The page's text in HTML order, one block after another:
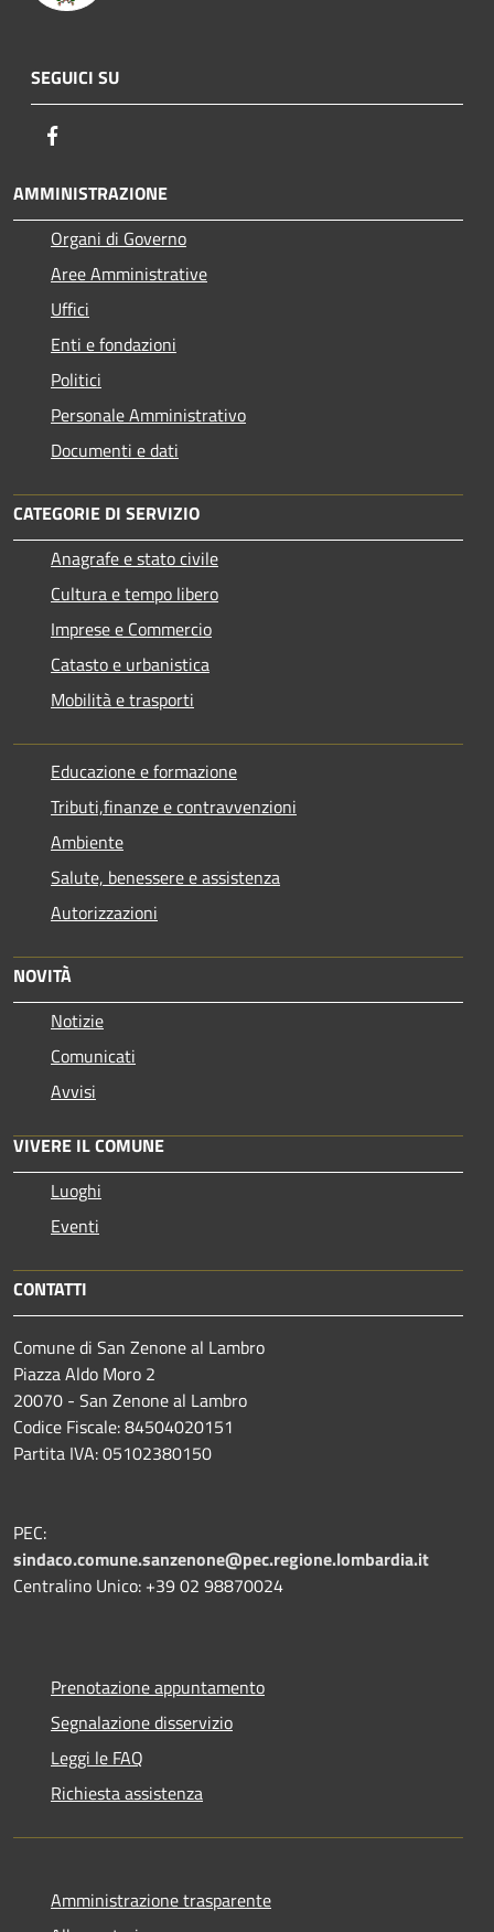
SEGUICI SU
AMMINISTRAZIONE
Organi di Governo
Aree Amministrative
Uffici
Enti e fondazioni
Politici
Personale Amministrativo
Documenti e dati
CATEGORIE DI SERVIZIO
Anagrafe e stato civile
Cultura e tempo libero
Imprese e Commercio
Catasto e urbanistica
Mobilità e trasporti
Educazione e formazione
Tributi,finanze e contravvenzioni
Ambiente
Salute, benessere e assistenza
Autorizzazioni
NOVITÀ
Notizie
Comunicati
Avvisi
VIVERE IL COMUNE
Luoghi
Eventi
CONTATTI
Comune di San Zenone al Lambro
Piazza Aldo Moro 2
20070 - San Zenone al Lambro
Codice Fiscale: 84504020151
Partita IVA: 05102380150
PEC:
sindaco.comune.sanzenone@pec.regione.lombardia.it
Centralino Unico: +39 02 98870024
Prenotazione appuntamento
Segnalazione disservizio
Leggi le FAQ
Richiesta assistenza
Amministrazione trasparente